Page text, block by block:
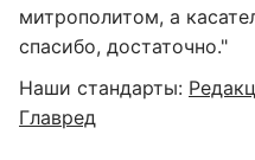
митрополитом, а
спасибо, достаточно."
Наши стандарты:
Главред